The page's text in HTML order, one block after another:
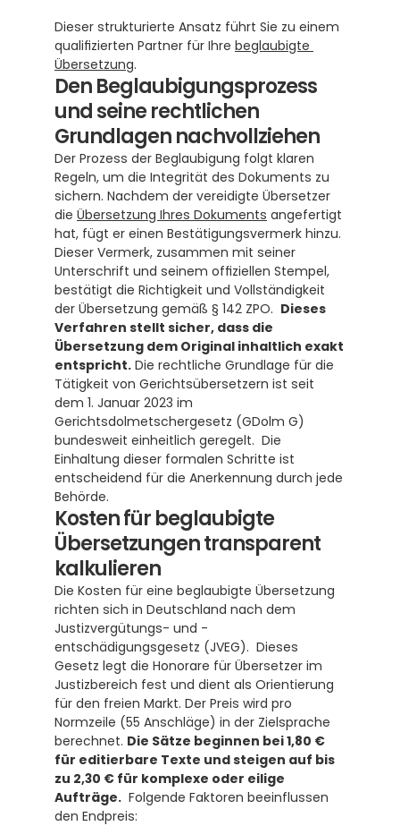
Dieser strukturierte Ansatz führt Sie zu einem
qualifizierten Partner für Ihre beglaubigte
Übersetzung.
Den Beglaubigungsprozess
und seine rechtlichen
Grundlagen nachvollziehen
Der Prozess der Beglaubigung folgt klaren
Regeln, um die Integrität des Dokuments zu
sichern. Nachdem der vereidigte Übersetzer
die Übersetzung Ihres Dokuments angefertigt
hat, fügt er einen Bestätigungsvermerk hinzu.
Dieser Vermerk, zusammen mit seiner
Unterschrift und seinem offiziellen Stempel,
bestätigt die Richtigkeit und Vollständigkeit
der Übersetzung gemäß § 142 ZPO. Dieses
Verfahren stellt sicher, dass die
Übersetzung dem Original inhaltlich exakt
entspricht. Die rechtliche Grundlage für die
Tätigkeit von Gerichtsübersetzern ist seit
dem 1. Januar 2023 im
Gerichtsdolmetschergesetz (GDolm G)
bundesweit einheitlich geregelt.  Die
Einhaltung dieser formalen Schritte ist
entscheidend für die Anerkennung durch jede
Behörde.
Kosten für beglaubigte
Übersetzungen transparent
kalkulieren
Die Kosten für eine beglaubigte Übersetzung
richten sich in Deutschland nach dem
Justizvergütungs- und -
entschädigungsgesetz (JVEG).  Dieses
Gesetz legt die Honorare für Übersetzer im
Justizbereich fest und dient als Orientierung
für den freien Markt. Der Preis wird pro
Normzeile (55 Anschläge) in der Zielsprache
berechnet. Die Sätze beginnen bei 1,80 €
für editierbare Texte und steigen auf bis
zu 2,30 € für komplexe oder eilige
Aufträge.
  Folgende Faktoren beeinflussen
den Endpreis: